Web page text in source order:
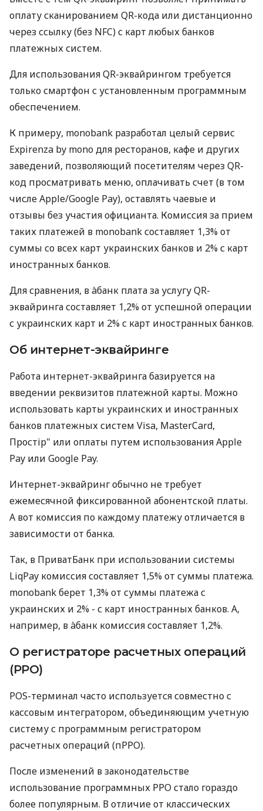
оплату сканированием QR-кода или дистанционно
через ссылку (без NFC) с карт любых банков
платежных систем.
Для использования QR-эквайрингом требуется
только смартфон с установленным программным
обеспечением.
К примеру, monobank разработал целый сервис
Expirenza by mono для ресторанов, кафе и других
заведений, позволяющий посетителям через QR-
код просматривать меню, оплачивать счет (в том
числе Apple/Google Pay), оставлять чаевые и
отзывы без участия официанта. Комиссия за прием
таких платежей в monobank составляет 1,3% от
суммы со всех карт украинских банков и 2% с карт
иностранных банков.
Для сравнения, в àбанк плата за услугу QR-
эквайринга составляет 1,2% от успешной операции
с украинских карт и 2% с карт иностранных банков.
Об интернет-эквайринге
Работа интернет-эквайринга базируется на
введении реквизитов платежной карты. Можно
использовать карты украинских и иностранных
банков платежных систем Visa, MasterCard,
Простір" или оплаты путем использования Apple
Pay или Google Pay.
Интернет-эквайринг обычно не требует
ежемесячной фиксированной абонентской платы.
А вот комиссия по каждому платежу отличается в
зависимости от банка.
Так, в ПриватБанк при использовании системы
LiqPay комиссия составляет 1,5% от суммы платежа.
monobank берет 1,3% от суммы платежа с
украинских и 2% - с карт иностранных банков. А,
например, в àбанк комиссия составляет 1,2%.
О регистраторе расчетных операций
(РРО)
POS-терминал часто используется совместно с
кассовым интегратором, объединяющим учетную
систему с программным регистратором
расчетных операций (пРРО).
После изменений в законодательстве
использование программных РРО стало гораздо
более популярным. В отличие от классических